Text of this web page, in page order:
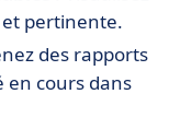
pertinente.
des rapports
en cours dans